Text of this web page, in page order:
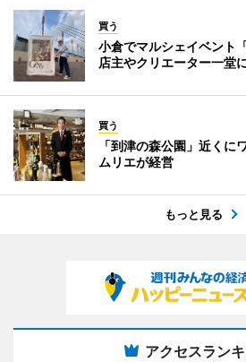
買う
小倉でマルシェイベン
店主やクリエーター一堂
買う
「到津の森公園」近く
ムリエが経営
もっと見る
アクセスラン